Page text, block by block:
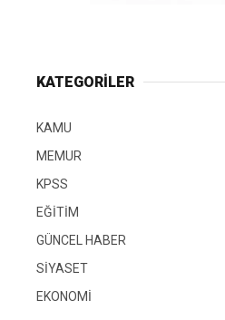
KATEGORİLER
KAMU
MEMUR
KPSS
EĞİTİM
GÜNCEL HABER
SİYASET
EKONOMİ